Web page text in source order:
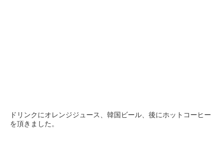
ドリンクにオレンジジュース、韓国ビール、後にホットコーヒー
を頂きました。